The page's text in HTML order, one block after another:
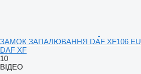
ЗАМОК ЗАПАЛЮВАННЯ DAF XF106
DAF XF
10
ВІДЕО